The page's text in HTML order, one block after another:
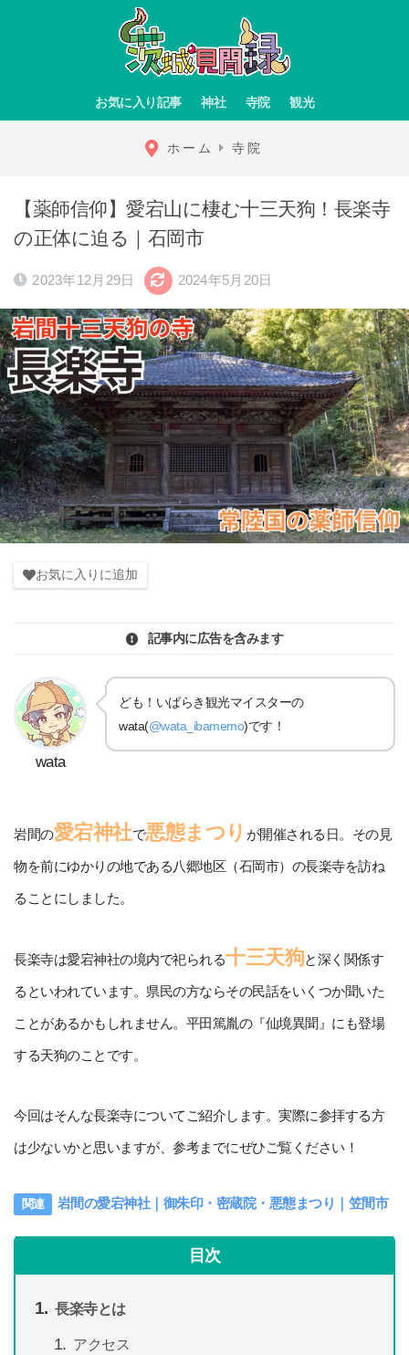
お気に入り記事 神社 寺院 観光
ホーム 寺院
【薬師信仰】愛宕山に棲む十三天狗！長楽寺
の正体に迫る｜石岡市
2023年12月29日 2024年5月20日
お気に入りに追加
記事内に広告を含みます
wata
ども！いばらき観光マイスターの
wata(@wata_ibamemo)です！
岩間の愛宕神社で悪態まつり が開催される日。その見
物を前にゆかりの地である八郷地区（石岡市）の長楽寺を訪ね
ることにしました。
長楽寺は愛宕神社の境内で祀られる十三天狗と深く関係す
るといわれています。県民の方ならその民話をいくつか聞いた
ことがあるかもしれません。平田篤胤の『仙境異聞』にも登場
する天狗のことです。
今回はそんな長楽寺についてご紹介します。実際に参拝する方
は少ないかと思いますが、参考までにぜひご覧ください！
岩間の愛宕神社｜御朱印・密蔵院・悪態まつり｜笠間市
目次
長楽寺とは
アクセス